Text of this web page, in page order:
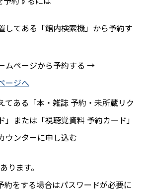
してある「館内検索機」から予約す
ムページから予約する →
ージへ
てある「本・雑誌 予約・未所蔵リク
」または「視聴覚資料 予約カード」
ウンターに申し込む
ります。
約をする場合はパスワードが必要に